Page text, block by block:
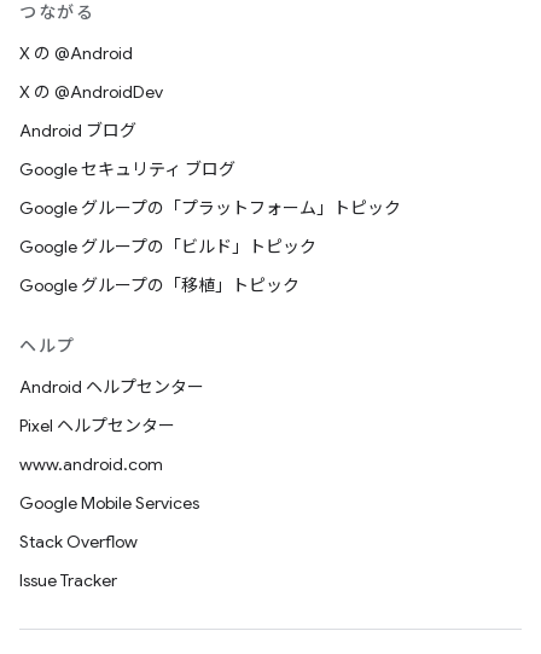
つながる
X の @Android
X の @AndroidDev
Android ブログ
Google セキュリティ ブログ
Google グループの「プラットフォーム」トピック
Google グループの「ビルド」トピック
Google グループの「移植」トピック
ヘルプ
Android ヘルプセンター
Pixel ヘルプセンター
www.android.com
Google Mobile Services
Stack Overflow
Issue Tracker